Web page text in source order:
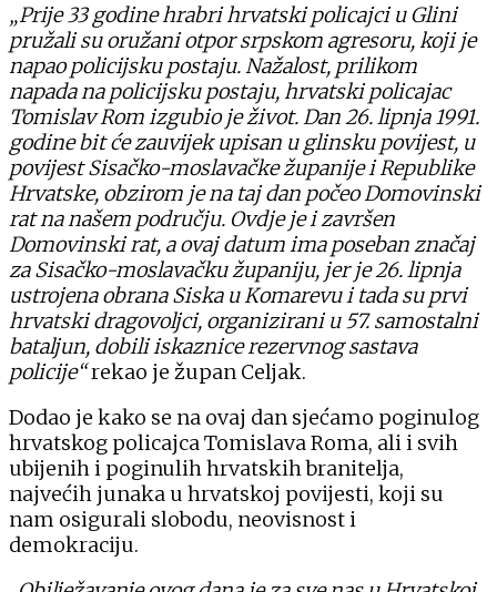
„Prije 33 godine hrabri hrvatski policajci u Glini
pružali su oružani otpor srpskom agresoru, koji je
napao policijsku postaju. Nažalost, prilikom
napada na policijsku postaju, hrvatski policajac
Tomislav Rom izgubio je život. Dan 26. lipnja 1991.
godine bit će zauvijek upisan u glinsku povijest, u
povijest Sisačko-moslavačke županije i Republike
Hrvatske, obzirom je na taj dan počeo Domovinski
rat na našem području. Ovdje je i završen
Domovinski rat, a ovaj datum ima poseban značaj
za Sisačko-moslavačku županiju, jer je 26. lipnja
ustrojena obrana Siska u Komarevu i tada su prvi
hrvatski dragovoljci, organizirani u 57. samostalni
bataljun, dobili iskaznice rezervnog sastava
policije“rekao je župan Celjak.
Dodao je kako se na ovaj dan sjećamo poginulog
hrvatskog policajca Tomislava Roma, ali i svih
ubijenih i poginulih hrvatskih branitelja,
najvećih junaka u hrvatskoj povijesti, koji su
nam osigurali slobodu, neovisnost i
demokraciju.